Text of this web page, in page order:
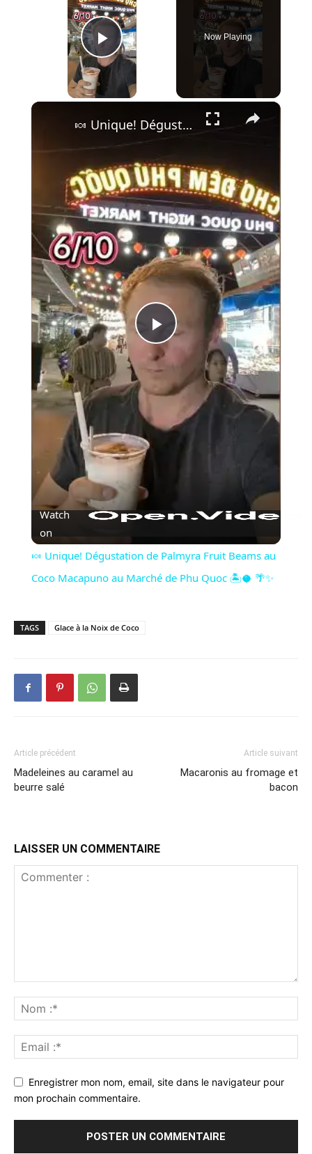
Play Video
Now Playing
×
Play
Video
🍬 Unique! Dégustation de Palmyra Fruit Beams au Coco Macapuno au Marché de Phu Quoc 🏝️🥥 🌴✨
Watch
on
🍬 Unique! Dégustation de Palmyra Fruit Beams au
Coco Macapuno au Marché de Phu Quoc 🏝️🥥 🌴✨
TAGS Glace à la Noix de Coco
Article précédent
Madeleines au caramel au
beurre salé
Article suivant
Macaronis au fromage et
bacon
LAISSER UN COMMENTAIRE
Enregistrer mon nom, email, site dans le navigateur pour
mon prochain commentaire.